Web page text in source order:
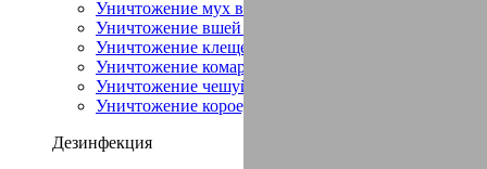
Уничтожение мух в Бачатский
Уничтожение вшей в Бачатский
Уничтожение клещей в Бачатский
Уничтожение комаров в Бачатский
Уничтожение чешуйниц в Бачатский
Уничтожение короеда в Бачатский
Дезинфекция